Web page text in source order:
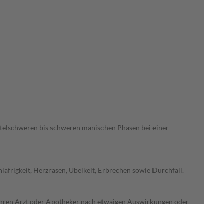
bis schweren manischen Phasen bei einer
Herzrasen, Übelkeit, Erbrechen sowie Durchfall.
Arzt oder Apotheker nach etwaigen Auswirkungen oder